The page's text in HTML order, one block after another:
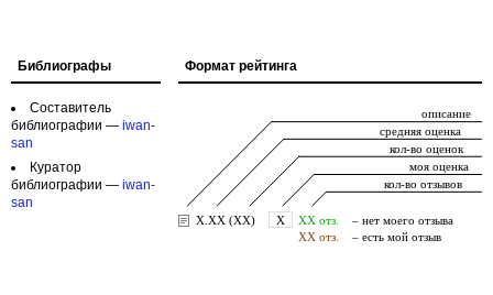
Формат рейтинга
Библиографы
Составитель
библиографии — iwan-
san
Куратор
библиографии — iwan-
san